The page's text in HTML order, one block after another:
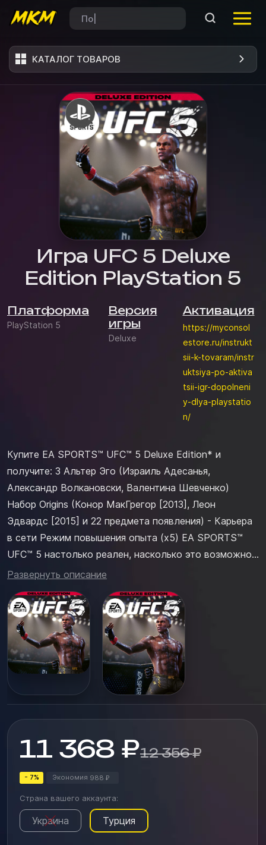
КАТАЛОГ ТОВАРОВ
Игра UFC 5 Deluxe
Edition PlayStation 5
Платформа
PlayStation 5
Версия
игры
Deluxe
Активация
https://myconsol
estore.ru/instrukt
sii-k-tovaram/instr
uktsiya-po-aktiva
tsii-igr-dopolneni
y-dlya-playstatio
n/
Купите EA SPORTS™ UFC™ 5 Deluxe Edition* и
получите: 3 Альтер Эго (Израиль Адесанья,
Александр Волкановски, Валентина Шевченко)
Набор Origins (Конор МакГрегор [2013], Леон
Эдвардс [2015] и 22 предмета появления) - Карьера
в сети Режим повышения опыта (x5) EA SPORTS™
UFC™ 5 настолько реален, насколько это возможно.
Благодаря усовершенствованному рендерингу
теперь имеют уникальные образы персонажей,
которые дополняют максимальную точность
воспроизве...
Развернуть описание
11 368 ₽12 356 ₽
- 7% Экономия 988 ₽
Страна вашего аккаунта:
Украина Турция